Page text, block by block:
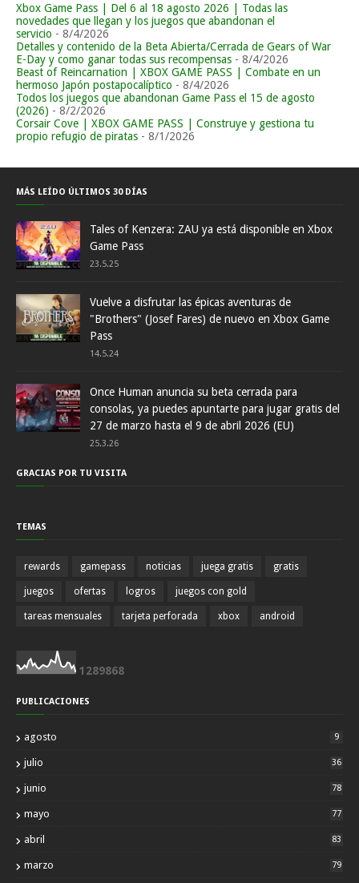
Xbox Game Pass | Del 6 al 18 agosto 2026 | Todas las
novedades que llegan y los juegos que abandonan el
servicio - 8/4/2026
Detalles y contenido de la Beta Abierta/Cerrada de Gears of War
E-Day y como ganar todas sus recompensas - 8/4/2026
Beast of Reincarnation | XBOX GAME PASS | Combate en un
hermoso Japón postapocalíptico - 8/4/2026
Todos los juegos que abandonan Game Pass el 15 de agosto
(2026) - 8/2/2026
Corsair Cove | XBOX GAME PASS | Construye y gestiona tu
propio refugio de piratas - 8/1/2026
MÁS LEÍDO ÚLTIMOS 30 DÍAS
Tales of Kenzera: ZAU ya está disponible en Xbox
Game Pass
23.5.25
Vuelve a disfrutar las épicas aventuras de
"Brothers" (Josef Fares) de nuevo en Xbox Game
Pass
14.5.24
Once Human anuncia su beta cerrada para
consolas, ya puedes apuntarte para jugar gratis del
27 de marzo hasta el 9 de abril 2026 (EU)
25.3.26
GRACIAS POR TU VISITA
TEMAS
rewards gamepass noticias juega gratis gratis
juegos ofertas logros juegos con gold
tareas mensuales tarjeta perforada xbox android
1 289868
PUBLICACIONES
agosto 9
julio 36
junio 78
mayo 77
abril 83
marzo 79